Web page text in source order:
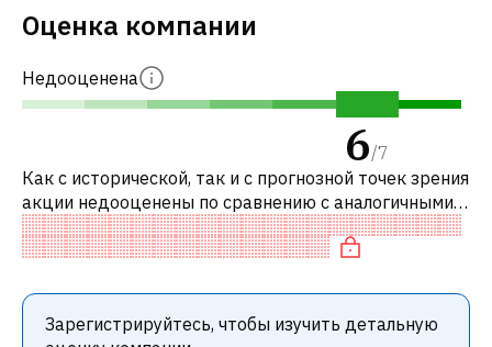
Оценка компании
Недооценена
6/7
Как с исторической, так и с прогнозной точек зрения
акции недооценены по сравнению с аналогичными
акциями. В частности, акция компании справедливо
оценена по EV/EBITDA и
Зарегистрируйтесь, чтобы изучить детальную